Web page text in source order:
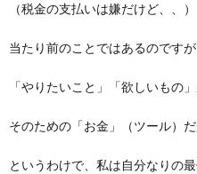
（税金の支払いは嫌だけど、、）
当たり前のことではあるのですが
「やりたいこと」「欲しいもの
そのための「お金」（ツール）だ
というわけで、私は自分なりの